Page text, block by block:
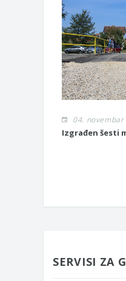
04.
Izgrađen šesti
SERVISI ZA